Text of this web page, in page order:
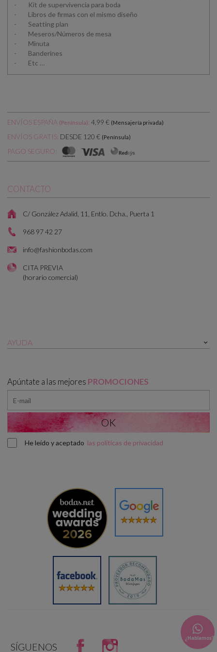
- Kit de supervivencia para boda
- Libros de firmas con el mismo diseño
- Seatting plan
- Meseros/Números de mesa
- Minuta
- Banderines
- Etc …
ENVÍOS ESPAÑA (Península): 4,99 € (Mensajería privada)
ENVÍOS GRATIS: DESDE 120 € (Península)
PAGO SEGURO:
CONTACTO
C/ González Adalid, 11, Entlo. Dcha., Puerta 1
968 97 42 27
info@fashionbodas.com
CITA PREVIA
(horario comercial)
AYUDA 
Apúntate a las mejores PROMOCIONES
He leído y aceptado las políticas de privacidad
SÍGUENOS Facebook
¿Hablamos?